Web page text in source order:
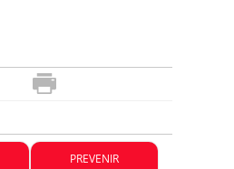
PREVENIR